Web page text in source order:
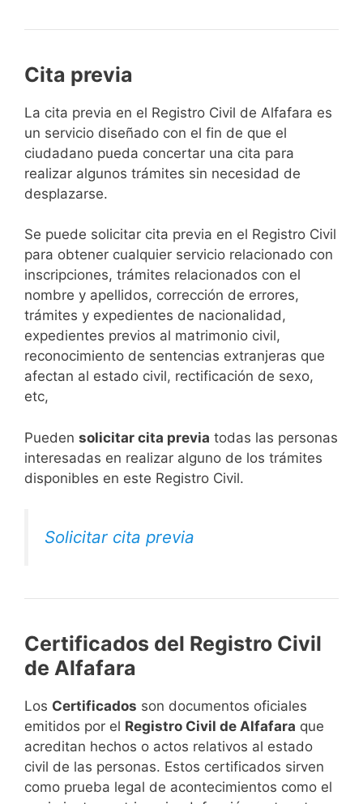
Cita previa
​​​​​​​​​​​​​​​​​​​​​​​​​​​​La cita previa en el Registro Civil de Alfafara es
un servicio diseñado con el fin de que el
ciudadano pueda concertar una cita para
realizar algunos trámites sin necesidad de
desplazarse.​
Se puede solicitar cita previa en el Registro Civil
para obtener cualquier servicio relacionado con
inscripciones, trámites relacionados con el
nombre y apellidos, corrección de errores,
trámites y expedientes de nacionalidad,
expedientes previos al matrimonio civil,
reconocimiento de sentencias extranjeras que
afectan al estado civil, rectificación de sexo,
etc,
​Pueden solicitar cita previa todas las personas
interesadas en realizar alguno de los trámites
disponibles en este Registro Civil.​
Solicitar cita previa
Certificados del Registro Civil
de Alfafara
Los Certificados son documentos oficiales
emitidos por el Registro Civil de Alfafara que
acreditan hechos o actos relativos al estado
civil de las personas. Estos certificados sirven
como prueba legal de acontecimientos como el